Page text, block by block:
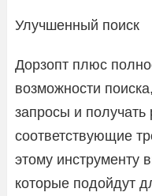
Улучшенный поиск
Дорзопт плюс
возможности
запросы и получать
соответствующие
этому инструменту
которые подойдут